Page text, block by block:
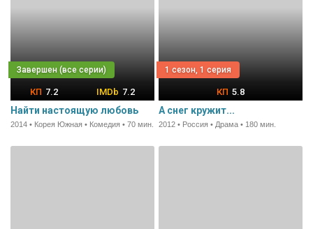
7.2 7.2
Найти настоящую любовь
2014 • Корея Южная • Комедия • 70 мин.
1 сезон, 1 серия
5.8
А снег кружит...
2012 • Россия • Драма • 180 мин.